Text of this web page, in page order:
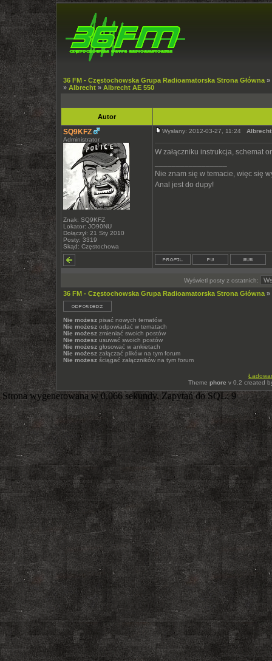
36 FM - Częstochowska Grupa Radioamatorska Strona Główna »
» Albrecht » Albrecht AE 550
Autor
SQ9KFZ
Administrator
Znak: SQ9KFZ
Lokator: JO90NU
Dołączył: 21 Sty 2010
Posty: 3319
Skąd: Częstochowa
Wysłany: 2012-03-27, 11:24
W załączniku instrukcja, schemat
Nie znam się w temacie, więc się
Anal jest do dupy!
Wyświetl posty z ostatnich:
36 FM - Częstochowska Grupa Radioamatorska Strona Główna »
Nie możesz pisać nowych tematów
Nie możesz odpowiadać w tematach
Nie możesz zmieniać swoich postów
Nie możesz usuwać swoich postów
Nie możesz głosować w ankietach
Nie możesz załączać plików na tym forum
Nie możesz ściągać załączników na tym forum
Theme phore v 0.2 created
Strona wygenerowana w 0.066 sekundy. Zapytań do SQL: 9